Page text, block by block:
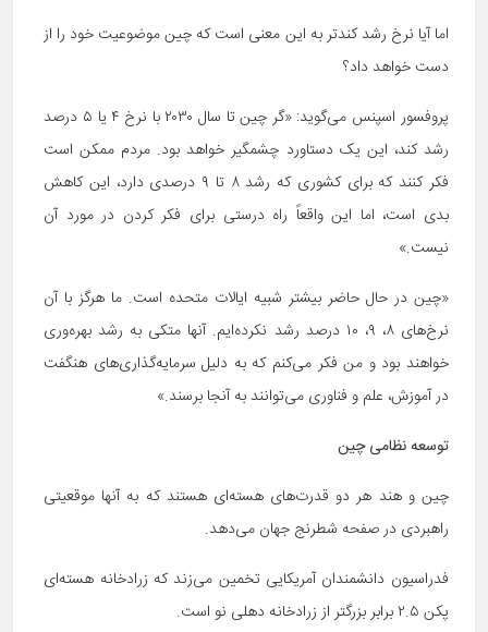
اما آیا نرخ رشد کندتر به این معنی است که چین موضوعیت خود را از
دست خواهد داد؟
پروفسور اسپنس می‌گوید: «گر چین تا سال ۲۰۳۰ با نرخ ۴ یا ۵ درصد
رشد کند، این یک دستاورد چشمگیر خواهد بود. مردم ممکن است
فکر کنند که برای کشوری که رشد ۸ تا ۹ درصدی دارد، این کاهش
بدی است، اما این واقعاً راه درستی برای فکر کردن در مورد آن
نیست.»
«چین در حال حاضر بیشتر شبیه ایالات متحده است. ما هرگز با آن
نرخ‌های ۸، ۹، ۱۰ درصد رشد نکرده‌ایم. آنها متکی به رشد بهره‌وری
خواهند بود و من فکر می‌کنم که به دلیل سرمایه‌گذاری‌های هنگفت
در آموزش، علم و فناوری می‌توانند به آنجا برسند.»
توسعه نظامی چین
چین و هند هر دو قدرت‌های هسته‌ای هستند که به آنها موقعیتی
راهبردی در صفحه شطرنج جهان می‌دهد.
فدراسیون دانشمندان آمریکایی تخمین می‌زند که زرادخانه هسته‌ای
پکن ۲.۵ برابر بزرگتر از زرادخانه دهلی نو است.